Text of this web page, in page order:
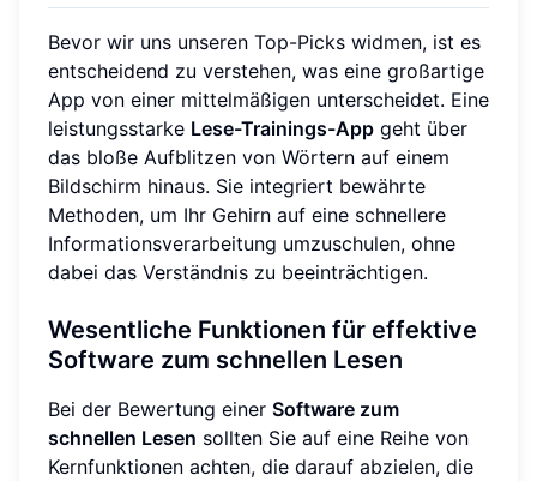
Bevor wir uns unseren Top-Picks widmen, ist es
entscheidend zu verstehen, was eine großartige
App von einer mittelmäßigen unterscheidet. Eine
leistungsstarke Lese-Trainings-App geht über
das bloße Aufblitzen von Wörtern auf einem
Bildschirm hinaus. Sie integriert bewährte
Methoden, um Ihr Gehirn auf eine schnellere
Informationsverarbeitung umzuschulen, ohne
dabei das Verständnis zu beeinträchtigen.
Wesentliche Funktionen für effektive
Software zum schnellen Lesen
Bei der Bewertung einer Software zum
schnellen Lesen sollten Sie auf eine Reihe von
Kernfunktionen achten, die darauf abzielen, die